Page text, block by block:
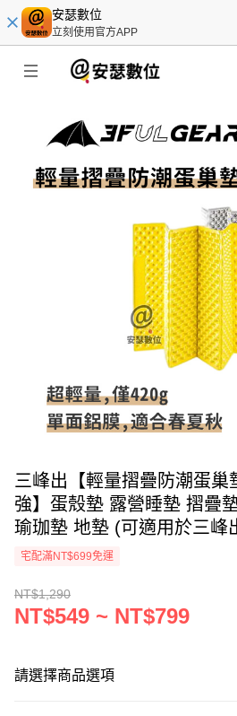
安瑟數位
立刻使用官方APP
三峰出【輕量摺疊防潮蛋巢
強】蛋殼墊 露營睡墊 摺疊
瑜珈墊 地墊 (可適用於三峰
背包)
宅配滿NT$699免運
NT$1,290
NT$549 ~ NT$799
請選擇商品選項